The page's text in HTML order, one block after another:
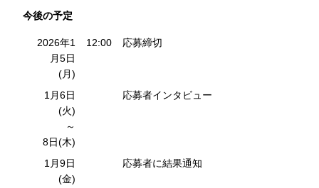
今後の予定
2026年1
月5日
(月)
12:00 応募締切
1月6日
(火)
～
8日(木)
応募者インタビュー
1月9日
(金)
応募者に結果通知